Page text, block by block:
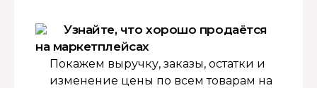
Узнайте, что хорошо продаётся
на маркетплейсах
Покажем выручку, заказы, остатки и
изменение цены по всем товарам на